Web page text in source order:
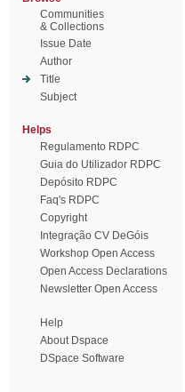
Communities
& Collections
Issue Date
Author
Title
Subject
Helps
Regulamento RDPC
Guia do Utilizador RDPC
Depósito RDPC
Faq's RDPC
Copyright
Integração CV DeGóis
Workshop Open Access
Open Access Declarations
Newsletter Open Access
Help
About Dspace
DSpace Software